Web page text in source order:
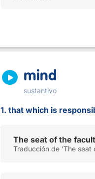
mind
sustantivo
1. that which is
The seat of the
Traducción de 'The